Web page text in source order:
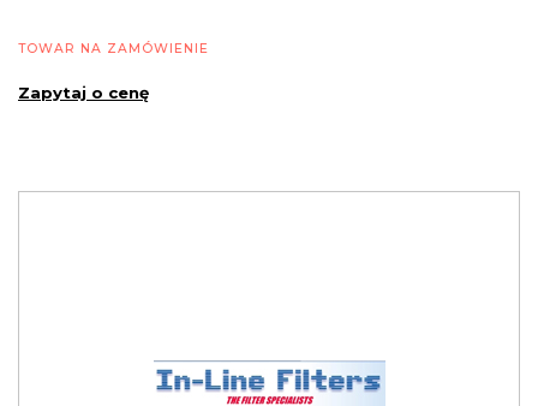
TOWAR NA ZAMÓWIENIE
Zapytaj o cenę